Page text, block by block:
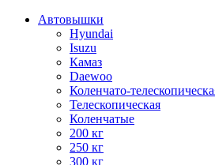
Автовышки
Hyundai
Isuzu
Камаз
Daewoo
Коленчато-
Телескопическая
Коленчатые
200 кг
250 кг
300 кг